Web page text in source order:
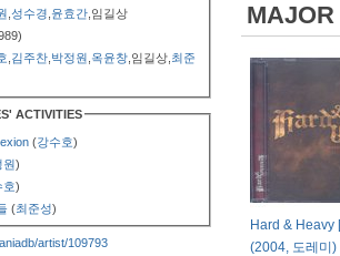
성수경 윤효간 ,임길상
김주찬 박정원 옥윤창 ,임길상, 최준
ACTIVITIES
(강수호)
원)
호)
(최준성)
artist/109793
Hard & Heavy
(2004, 도레미)